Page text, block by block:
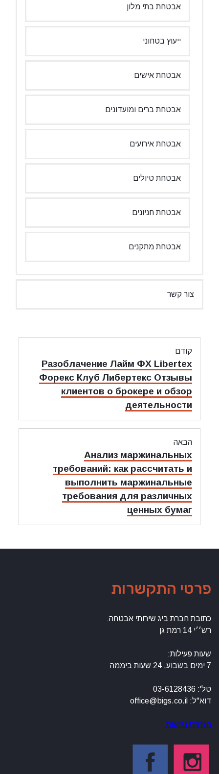
אבטחת בתי מלון
ייעוץ בטחוני
אבטחת אישים
אבטחת ברים ומועדונים
אבטחת אירועים
אבטחת טיולים
אבטחת חניונים
אבטחת מתקנים
צור קשר
ניווט
קודם
מאמר
קודם:
Разоблачение Лайм ФХ Libertex
Форекс Клуб Либертекс Отзывы
клиентов о брокере и обзор
деятельности
הבאה
מאמר
הבאה:
Анализ маржинальных
требований: как рассчитать и
выполнить маржинальные
требования для различных
ценных бумаг
פרטי התקשרות
כתובת חברת ביג שירותי אבטחה:
רש׳׳י 14 רמת גן
שעות פעילות:
7 ימים בשבוע, 24 שעות ביממה
טל': 03-6128436
דוא"ל: office@bigs.co.il
הצהרת נגישות